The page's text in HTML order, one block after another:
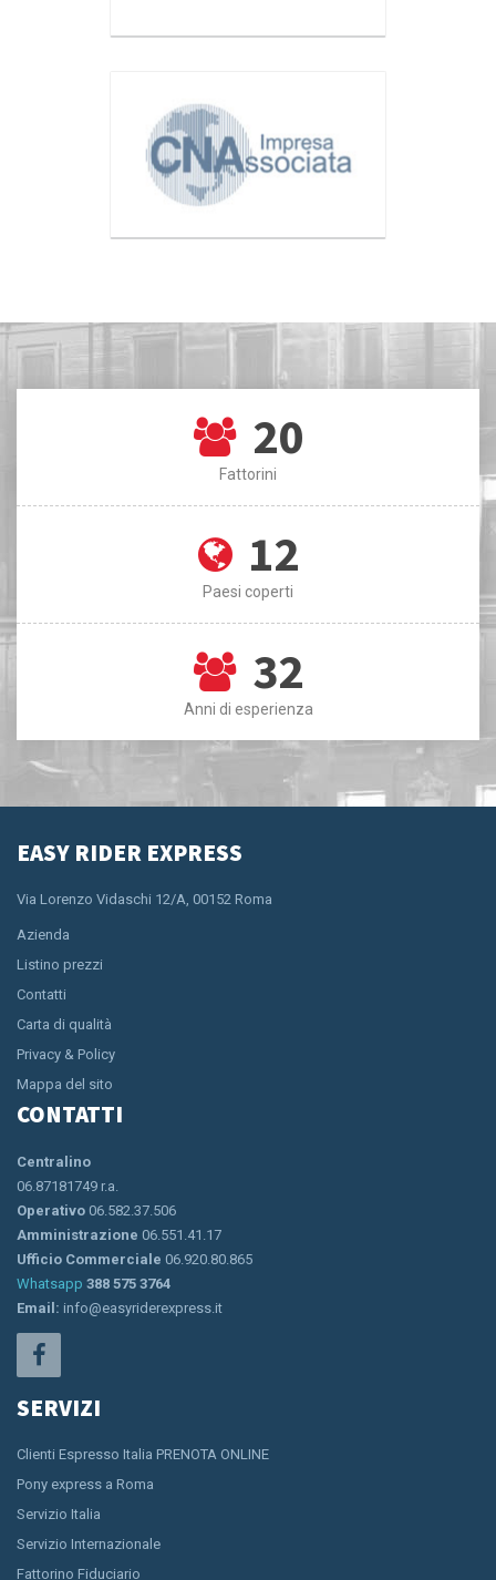
20
Fattorini
12
Paesi coperti
32
Anni di esperienza
EASY RIDER EXPRESS
Via Lorenzo Vidaschi 12/A, 00152 Roma
Azienda
Listino prezzi
Contatti
Carta di qualità
Privacy & Policy
Mappa del sito
CONTATTI
Centralino
06.87181749 r.a.
Operativo 06.582.37.506
Amministrazione 06.551.41.17
Ufficio Commerciale 06.920.80.865
Whatsapp 388 575 3764
Email: info@easyriderexpress.it
SERVIZI
Clienti Espresso Italia PRENOTA ONLINE
Pony express a Roma
Servizio Italia
Servizio Internazionale
Fattorino Fiduciario